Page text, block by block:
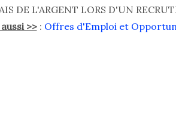
DE L'ARGENT LORS D'UN
>>: Offres d'Emploi et